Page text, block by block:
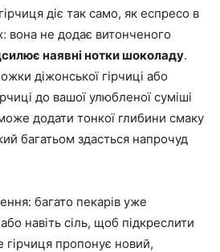
діє так само, як еспресо в
вона не додає витонченого
наявні нотки шоколаду.
діжонської гірчиці або
до вашої улюбленої суміші
додати тонкої глибини смаку
багатьом здасться напрочуд
багато пекарів уже
навіть сіль, щоб підкреслити
пропонує новий,